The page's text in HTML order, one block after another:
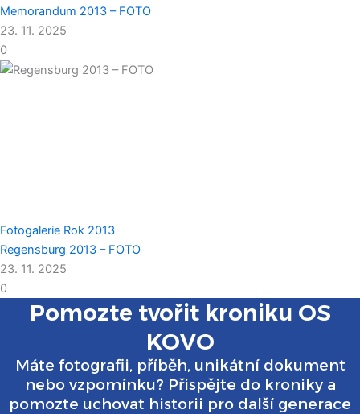
Memorandum 2013 – FOTO
23. 11. 2025
0
Fotogalerie Rok 2013
Regensburg 2013 – FOTO
23. 11. 2025
0
Pomozte tvořit kroniku OS
KOVO
Máte fotografii, příběh, unikátní dokument
nebo vzpomínku? Přispějte do kroniky a
pomozte uchovat historii pro další generace